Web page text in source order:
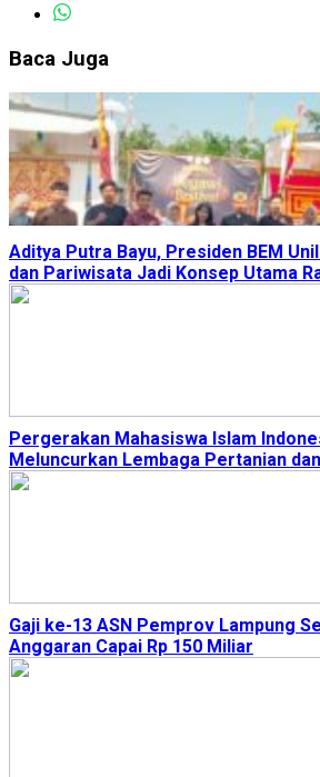
Baca Juga
Aditya Putra Bayu, Presiden BEM
dan Pariwisata Jadi Konsep Utama
Pergerakan Mahasiswa Islam
Meluncurkan Lembaga Pertanian
Gaji ke-13 ASN Pemprov Lampung
Anggaran Capai Rp 150 Miliar